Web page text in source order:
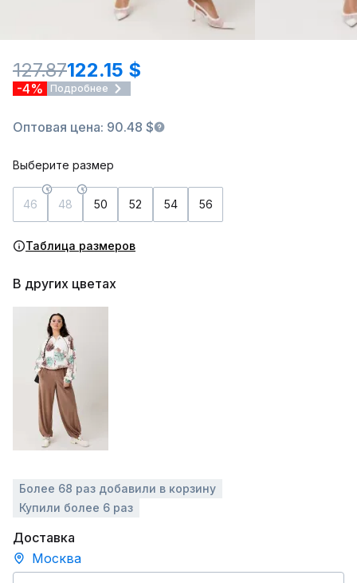
127.87122.15 $
-4% Подробнее
Оптовая цена: 90.48 $
Выберите размер
46 48 50 52 54 56
Таблица размеров
В других цветах
Более 68 раз добавили в корзину
Купили более 6 раз
Доставка
Москва